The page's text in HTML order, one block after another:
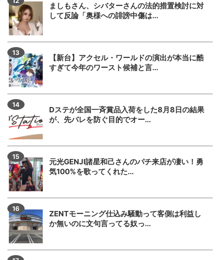
ましもさん、シバターさんの法的措置検討に対
して反論「奥様への誹謗中傷は...
【新台】アクセル・ワールドの演出が本当に酷
すぎて今年のワースト候補と言...
Dステが全国一斉賞品入荷をした8月8日の結果
が、先バレを防ぐ目的でオー...
元光GENJI諸星和己さんのパチ来店が凄い！勇
気100%を歌ってくれた...
ZENTモーニング仕込み騒動って客側は利益し
か無いのに文句言ってる奴っ...